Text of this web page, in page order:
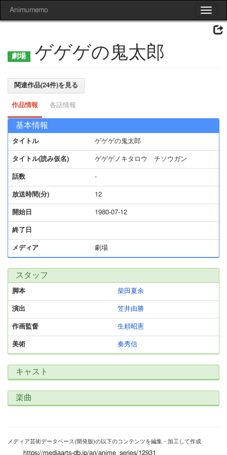
Toggle
Animumemo
ゲゲゲの鬼太郎
関連作品(24件)を見る
作品情報 各話情報
基本情報
タイトル ゲゲゲの鬼太郎
タイトル(読み仮名) ゲゲゲノキタロウ チソウガン
話数 -
放送時間(分) 12
開始日 1980-07-12
終了日
メディア 劇場
スタッフ
脚本 柴田夏余
演出 笠井由勝
作画監督 生頼昭憲
美術 奏秀信
キャスト
楽曲
メディア芸術データベース(開発版)の以下のコンテンツを編集・加工して作成
https://mediaarts-db.jp/an/anime_series/12931